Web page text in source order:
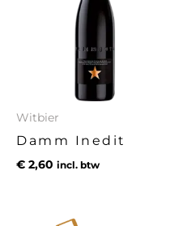
Witbier
Damm Inedit
€ 2,60 incl. btw